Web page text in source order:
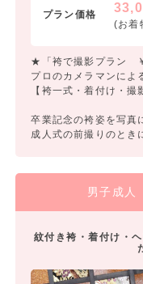
プラン価格
(お着
★「袴で撮影プラン
プロのカメラマンによ
【袴一式・着付け・
卒業記念の袴姿を写真
成人式の前撮りのとき
男子成人
紋付き袴・着付け・